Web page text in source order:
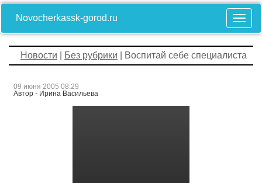
Novocherkassk-gorod.ru
Новости Без рубрики | Воспитай себе специалиста
09 июня 2005 08:29
Автор - Ирина Васильева